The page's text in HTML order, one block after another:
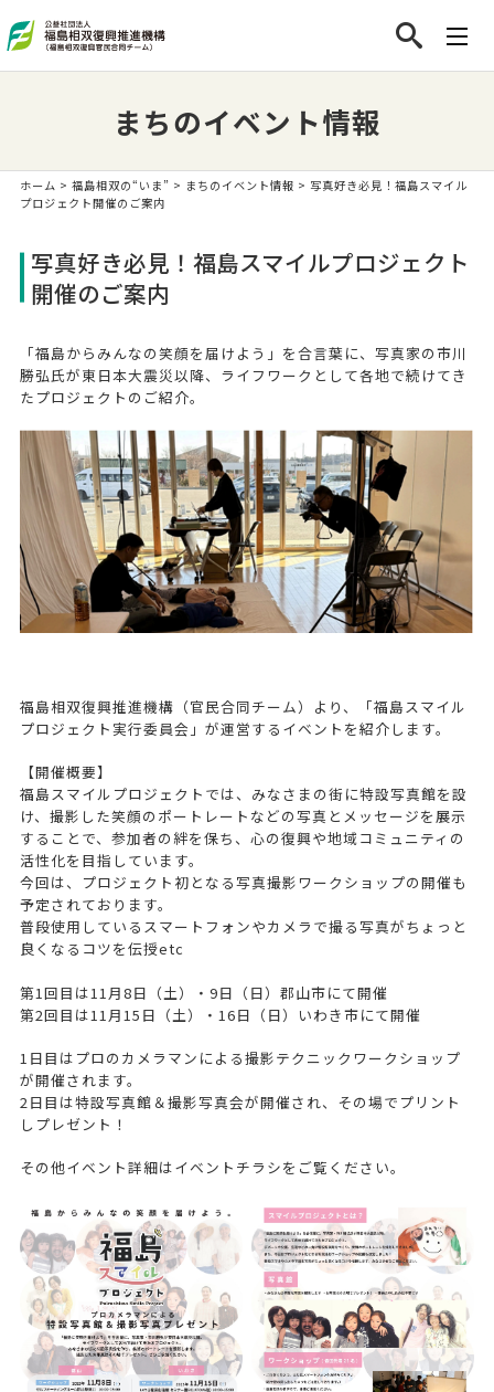
まちのイベント情報
ホーム > 福島相双の“いま” > まちのイベント情報 > 写真好き必見！福島スマイル
プロジェクト開催のご案内
写真好き必見！福島スマイルプロジェクト
開催のご案内
「福島からみんなの笑顔を届けよう」を合言葉に、写真家の市川
勝弘氏が東日本大震災以降、ライフワークとして各地で続けてき
たプロジェクトのご紹介。
福島相双復興推進機構（官民合同チーム）より、「福島スマイル
プロジェクト実行委員会」が運営するイベントを紹介します。
【開催概要】
福島スマイルプロジェクトでは、みなさまの街に特設写真館を設
け、撮影した笑顔のポートレートなどの写真とメッセージを展示
することで、参加者の絆を保ち、心の復興や地域コミュニティの
活性化を目指しています。
今回は、プロジェクト初となる写真撮影ワークショップの開催も
予定されております。
普段使用しているスマートフォンやカメラで撮る写真がちょっと
良くなるコツを伝授etc
第1回目は11月8日（土）・9日（日）郡山市にて開催
第2回目は11月15日（土）・16日（日）いわき市にて開催
1日目はプロのカメラマンによる撮影テクニックワークショップ
が開催されます。
2日目は特設写真館＆撮影写真会が開催され、その場でプリント
しプレゼント！
その他イベント詳細はイベントチラシをご覧ください。